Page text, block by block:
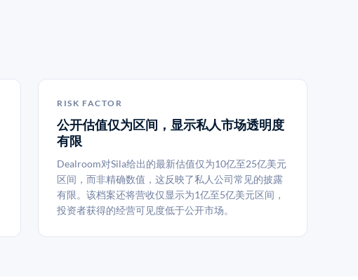
RISK FACTOR
公开估值仅为区间，显示私人市场透明度
有限
Dealroom对Sila给出的最新估值仅为10亿至25亿美元
区间，而非精确数值，这反映了私人公司常见的披露
有限。该档案还将营收仅显示为1亿至5亿美元区间，
投资者获得的经营可见度低于公开市场。